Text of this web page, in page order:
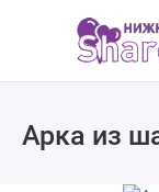
Арка из